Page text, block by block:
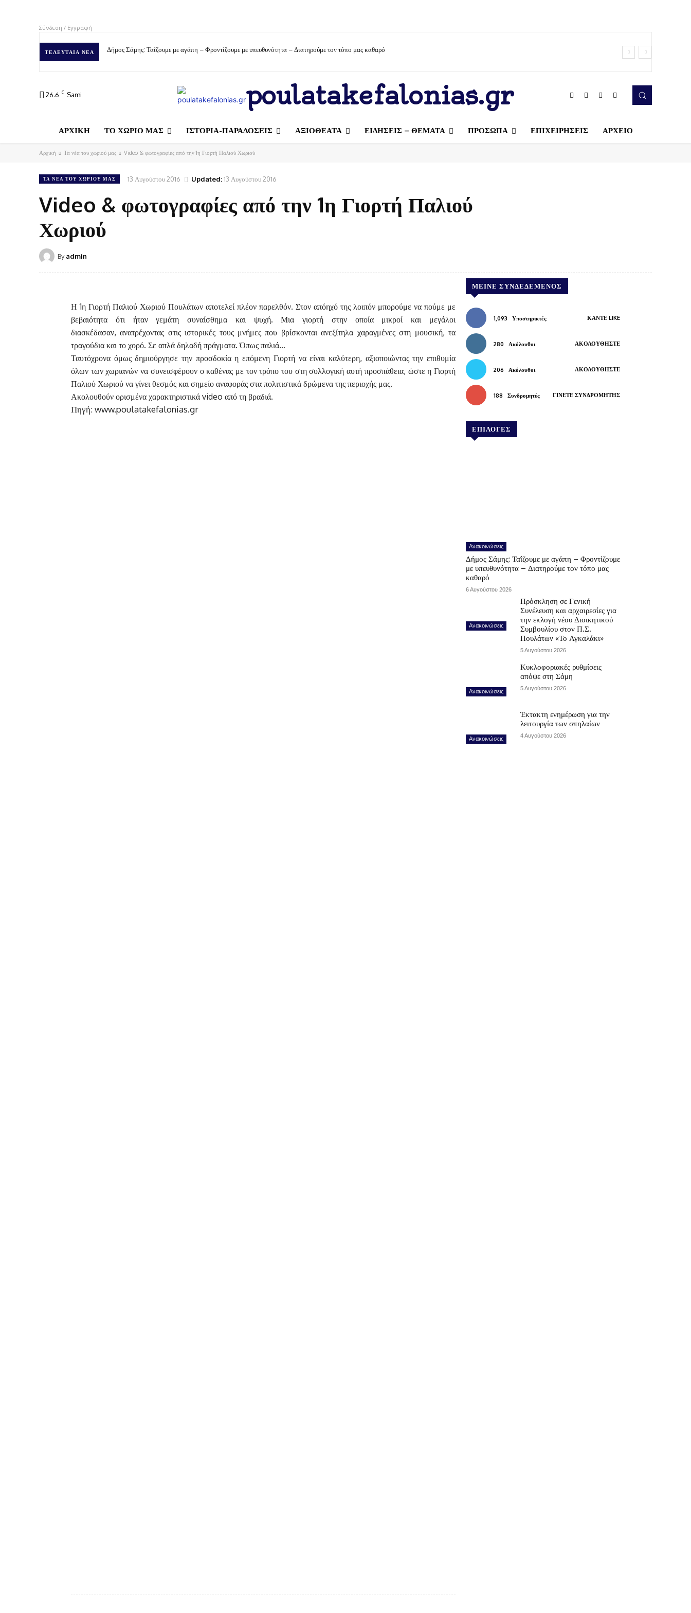
Σύνδεση / Εγγραφή
ΤΕΛΕΥΤΑΊΑ ΝΈΑ Δήμος Σάμης: Ταΐζουμε με αγάπη – Φροντίζουμε με υπευθυνότητα – Διατηρούμε τον τόπο μας καθαρό
26.6 C Sami poulatakefalonias.gr
ΑΡΧΙΚΗ ΤΟ ΧΩΡΙΟ ΜΑΣ ΙΣΤΟΡΙΑ-ΠΑΡΑΔΟΣΕΙΣ ΑΞΙΟΘΕΑΤΑ ΕΙΔΗΣΕΙΣ – ΘΕΜΑΤΑ ΠΡΟΣΩΠΑ ΕΠΙΧΕΙΡΗΣΕΙΣ ΑΡΧΕΙΟ
Αρχική Τα νέα του χωριού μας Video & φωτογραφίες από την 1η Γιορτή Παλιού Χωριού
ΤΑ ΝΈΑ ΤΟΥ ΧΩΡΙΟΎ ΜΑΣ 13 Αυγούστου 2016 Updated:13 Αυγούστου 2016
Video & φωτογραφίες από την 1η Γιορτή Παλιού
Χωριού
By admin
Η 1η Γιορτή Παλιού Χωριού Πουλάτων αποτελεί πλέον παρελθόν. Στον απόηχό της λοιπόν μπορούμε να πούμε με
βεβαιότητα ότι ήταν γεμάτη συναίσθημα και ψυχή. Μια γιορτή στην οποία μικροί και μεγάλοι
διασκέδασαν, ανατρέχοντας στις ιστορικές τους μνήμες που βρίσκονται ανεξίτηλα χαραγμένες στη μουσική, τα
τραγούδια και το χορό. Σε απλά δηλαδή πράγματα. Όπως παλιά…
Ταυτόχρονα όμως δημιούργησε την προσδοκία η επόμενη Γιορτή να είναι καλύτερη, αξιοποιώντας την επιθυμία
όλων των χωριανών να συνεισφέρουν ο καθένας με τον τρόπο του στη συλλογική αυτή προσπάθεια, ώστε η Γιορτή
Παλιού Χωριού να γίνει θεσμός και σημείο αναφοράς στα πολιτιστικά δρώμενα της περιοχής μας.
Ακολουθούν ορισμένα χαρακτηριστικά video από τη βραδιά.
Πηγή: www.poulatakefalonias.gr
ΜΕΊΝΕ ΣΥΝΔΕΔΕΜΈΝΟΣ
1,093 Υποστηρικτές ΚΆΝΤΕ LIKE
280 Ακόλουθοι ΑΚΟΛΟΥΘΉΣΤΕ
206 Ακόλουθοι ΑΚΟΛΟΥΘΉΣΤΕ
188 Συνδρομητές ΓΊΝΕΤΕ ΣΥΝΔΡΟΜΗΤΉΣ
ΕΠΙΛΟΓΕΣ
Ανακοινώσεις
Δήμος Σάμης: Ταΐζουμε με αγάπη – Φροντίζουμε
με υπευθυνότητα – Διατηρούμε τον τόπο μας
καθαρό
6 Αυγούστου 2026
Ανακοινώσεις
Πρόσκληση σε Γενική
Συνέλευση και αρχαιρεσίες για
την εκλογή νέου Διοικητικού
Συμβουλίου στον Π.Σ.
Πουλάτων «Το Αγκαλάκι»
5 Αυγούστου 2026
Ανακοινώσεις
Κυκλοφοριακές ρυθμίσεις
απόψε στη Σάμη
5 Αυγούστου 2026
Ανακοινώσεις
Έκτακτη ενημέρωση για την
λειτουργία των σπηλαίων
4 Αυγούστου 2026